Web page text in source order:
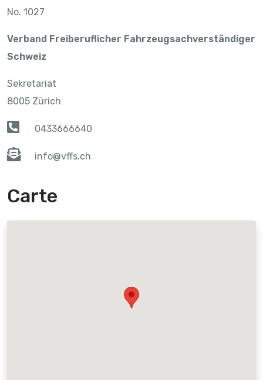
No. 1027
Verband Freiberuflicher Fahrzeugsachverständiger
Schweiz
Sekretariat
8005 Zürich
0433666640
info@vffs.ch
Carte